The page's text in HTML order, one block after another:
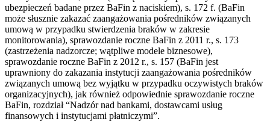
ubezpieczeń badane przez BaFin z naciskiem), s. 172 f. (BaFin
może słusznie zakazać zaangażowania pośredników związanych
umową w przypadku stwierdzenia braków w zakresie
monitorowania), sprawozdanie roczne BaFin z 2011 r., s. 173
(zastrzeżenia nadzorcze; wątpliwe modele biznesowe),
sprawozdanie roczne BaFin z 2012 r., s. 157 (BaFin jest
uprawniony do zakazania instytucji zaangażowania pośredników
związanych umową bez wyjątku w przypadku oczywistych braków
organizacyjnych), jak również odpowiednie sprawozdanie roczne
BaFin, rozdział “Nadzór nad bankami, dostawcami usług
finansowych i instytucjami płatniczymi”.